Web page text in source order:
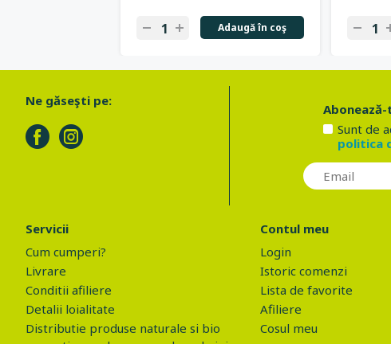
Adaugă în coş
Ne găseşti pe:
Sunt de
politica
Servicii
Cum cumperi?
Livrare
Conditii afiliere
Detalii loialitate
Distributie produse naturale si bio
Contul meu
Login
Istoric comenzi
Lista de favorite
Afiliere
Cosul meu